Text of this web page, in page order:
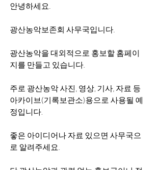
안녕하세요.
광산농악보존회 사무국입니다.
광산농악을 대외적으로 홍보할 홈페이
지를 만들고 있습니다.
주로 광산농악 사진, 영상, 기사, 자료 등
아카이브(기록보관소)용으로 사용될 예
정입니다.
좋은 아이디어나 자료 있으면 사무국으
로 알려주세요.